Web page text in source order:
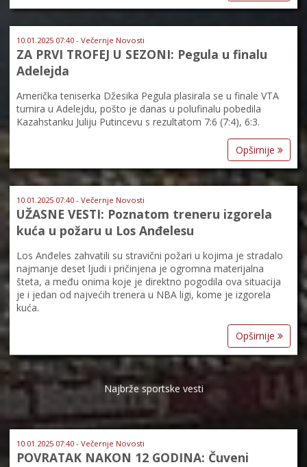
10.01.2025 07:40 - Večernje Novosti
ZA PRVI TROFEJ U SEZONI: Pegula u finalu
Adelejda
Američka teniserka Džesika Pegula plasirala se u finale VTA
turnira u Adelejdu, pošto je danas u polufinalu pobedila
Kazahstanku Juliju Putincevu s rezultatom 7:6 (7:4), 6:3.
Opširnije
10.01.2025 07:40 - Večernje Novosti
UŽASNE VESTI: Poznatom treneru izgorela
kuća u požaru u Los Anđelesu
Los Anđeles zahvatili su stravični požari u kojima je stradalo
najmanje deset ljudi i pričinjena je ogromna materijalna
šteta, a među onima koje je direktno pogodila ova situacija
je i jedan od najvećih trenera u NBA ligi, kome je izgorela
kuća.
Opširnije
Najbrže sportske vesti
10.01.2025 07:40 - Večernje Novosti
POVRATAK NAKON 12 GODINA: Čuveni